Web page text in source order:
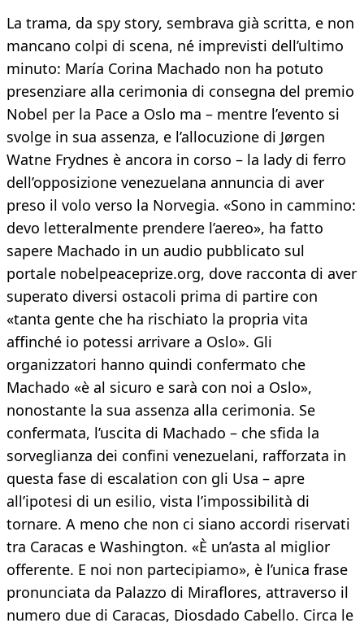
La trama, da spy story, sembrava già scritta, e non
mancano colpi di scena, né imprevisti dell’ultimo
minuto: María Corina Machado non ha potuto
presenziare alla cerimonia di consegna del premio
Nobel per la Pace a Oslo ma – mentre l’evento si
svolge in sua assenza, e l’allocuzione di Jørgen
Watne Frydnes è ancora in corso – la lady di ferro
dell’opposizione venezuelana annuncia di aver
preso il volo verso la Norvegia. «Sono in cammino:
devo letteralmente prendere l’aereo», ha fatto
sapere Machado in un audio pubblicato sul
portale nobelpeaceprize.org, dove racconta di aver
superato diversi ostacoli prima di partire con
«tanta gente che ha rischiato la propria vita
affinché io potessi arrivare a Oslo». Gli
organizzatori hanno quindi confermato che
Machado «è al sicuro e sarà con noi a Oslo»,
nonostante la sua assenza alla cerimonia. Se
confermata, l’uscita di Machado – che sfida la
sorveglianza dei confini venezuelani, rafforzata in
questa fase di escalation con gli Usa – apre
all’ipotesi di un esilio, vista l’impossibilità di
tornare. A meno che non ci siano accordi riservati
tra Caracas e Washington. «È un’asta al miglior
offerente. E noi non partecipiamo», è l’unica frase
pronunciata da Palazzo di Miraflores, attraverso il
numero due di Caracas, Diosdado Cabello. Circa le